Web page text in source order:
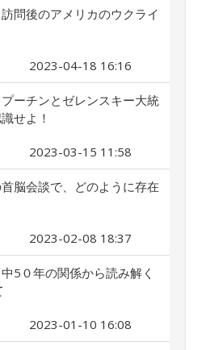
問後のアメリカのウクライ
2023-04-18 16:16
ーチンとゼレンスキー大統
せよ！
2023-03-15 11:58
脳会談で、どのように存在
2023-02-08 18:37
5０年の関係から読み解く
2023-01-10 16:08